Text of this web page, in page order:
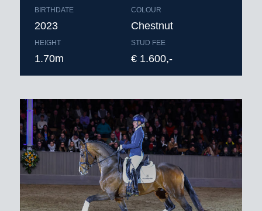
BIRTHDATE
2023
HEIGHT
1.70m
COLOUR
Chestnut
STUD FEE
€ 1.600,-